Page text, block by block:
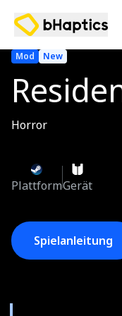
Mod New
Horror
PlattformGerät
Spielanleitung